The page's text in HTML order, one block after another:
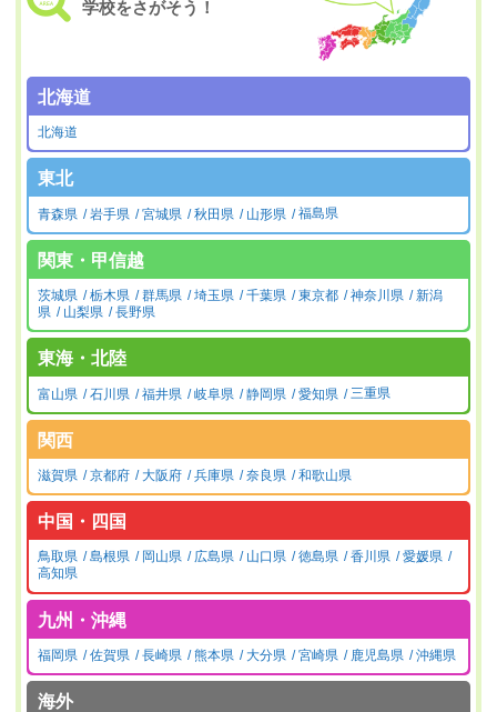
学校をさがそう！
北海道
北海道
東北
青森県 岩手県 宮城県 秋田県 山形県 福島県
関東・甲信越
茨城県 栃木県 群馬県 埼玉県 千葉県 東京都 神奈川県
新潟
県
山梨県 長野県
東海・北陸
富山県 石川県 福井県 岐阜県 静岡県 愛知県 三重県
関西
滋賀県 京都府 大阪府 兵庫県 奈良県 和歌山県
中国・四国
鳥取県 島根県 岡山県 広島県 山口県 徳島県 香川県
愛媛県
高知県
九州・沖縄
福岡県 佐賀県 長崎県 熊本県 大分県 宮崎県 鹿児島県 沖縄県
海外